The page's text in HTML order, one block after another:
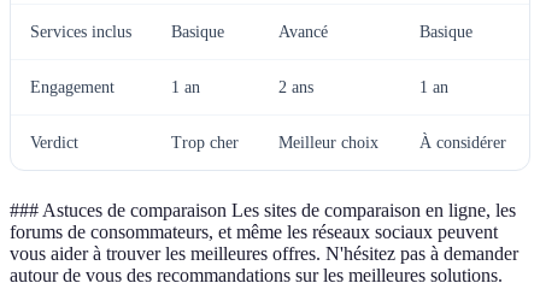
Services inclus Basique Avancé Basique
Engagement 1 an 2 ans 1 an
Verdict Trop cher Meilleur choix À considérer
### Astuces de comparaison Les sites de comparaison en ligne, les
forums de consommateurs, et même les réseaux sociaux peuvent
vous aider à trouver les meilleures offres. N'hésitez pas à demander
autour de vous des recommandations sur les meilleures solutions.